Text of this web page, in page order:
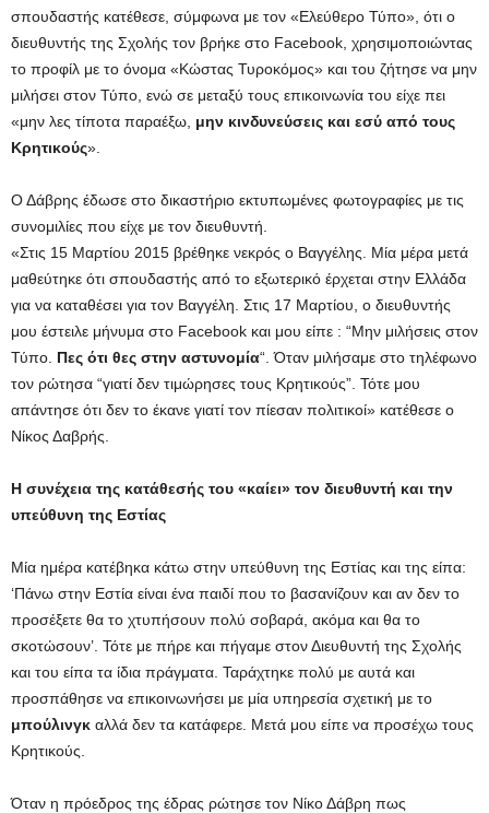
σπουδαστής κατέθεσε, σύμφωνα με τον «Ελεύθερο Τύπο», ότι ο
διευθυντής της Σχολής τον βρήκε στο Facebook, χρησιμοποιώντας
το προφίλ με το όνομα «Κώστας Τυροκόμος» και του ζήτησε να μην
μιλήσει στον Τύπο, ενώ σε μεταξύ τους επικοινωνία του είχε πει
«μην λες τίποτα παραέξω, μην κινδυνεύσεις και εσύ από τους
Κρητικούς».
Ο Δάβρης έδωσε στο δικαστήριο εκτυπωμένες φωτογραφίες με τις
συνομιλίες που είχε με τον διευθυντή.
«Στις 15 Μαρτίου 2015 βρέθηκε νεκρός ο Βαγγέλης. Μία μέρα μετά
μαθεύτηκε ότι σπουδαστής από το εξωτερικό έρχεται στην Ελλάδα
για να καταθέσει για τον Βαγγέλη. Στις 17 Μαρτίου, ο διευθυντής
μου έστειλε μήνυμα στο Facebook και μου είπε : “Μην μιλήσεις στον
Τύπο. Πες ότι θες στην αστυνομία“. Όταν μιλήσαμε στο τηλέφωνο
τον ρώτησα “γιατί δεν τιμώρησες τους Κρητικούς”. Τότε μου
απάντησε ότι δεν το έκανε γιατί τον πίεσαν πολιτικοί» κατέθεσε ο
Νίκος Δαβρής.
Η συνέχεια της κατάθεσής του «καίει» τον διευθυντή και την
υπεύθυνη της Εστίας
Μία ημέρα κατέβηκα κάτω στην υπεύθυνη της Εστίας και της είπα:
‘Πάνω στην Εστία είναι ένα παιδί που το βασανίζουν και αν δεν το
προσέξετε θα το χτυπήσουν πολύ σοβαρά, ακόμα και θα το
σκοτώσουν’. Τότε με πήρε και πήγαμε στον Διευθυντή της Σχολής
και του είπα τα ίδια πράγματα. Ταράχτηκε πολύ με αυτά και
προσπάθησε να επικοινωνήσει με μία υπηρεσία σχετική με το
μπούλινγκ αλλά δεν τα κατάφερε. Μετά μου είπε να προσέχω τους
Κρητικούς.
Όταν η πρόεδρος της έδρας ρώτησε τον Νίκο Δάβρη πως